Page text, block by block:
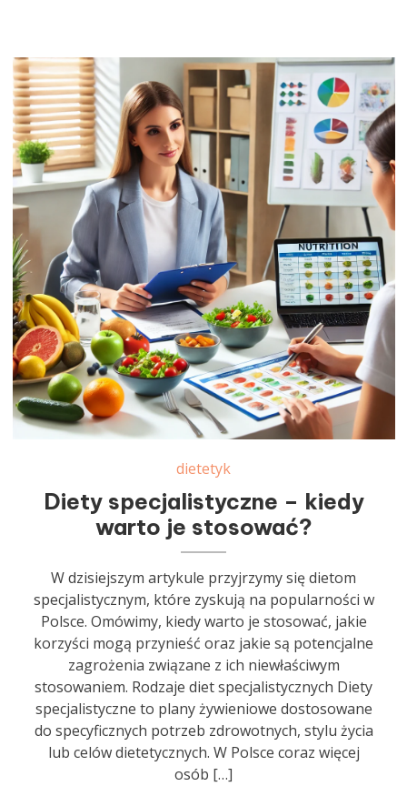
dietetyk
Diety specjalistyczne – kiedy
warto je stosować?
W dzisiejszym artykule przyjrzymy się dietom
specjalistycznym, które zyskują na popularności w
Polsce. Omówimy, kiedy warto je stosować, jakie
korzyści mogą przynieść oraz jakie są potencjalne
zagrożenia związane z ich niewłaściwym
stosowaniem. Rodzaje diet specjalistycznych Diety
specjalistyczne to plany żywieniowe dostosowane
do specyficznych potrzeb zdrowotnych, stylu życia
lub celów dietetycznych. W Polsce coraz więcej
osób […]